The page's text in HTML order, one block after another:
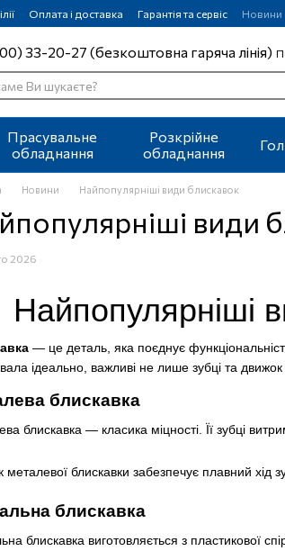
Оплата і доставка Гарантія та сервіс Новини
33-20-27 (безкоштовна гаряча лінія)
Прасувальне
обладнання
Розкрійне
обладнання
Новини Найпопулярніші види блискавок
види
2026
Найпопулярніші
— це деталь, яка поєднує
ідеально, важливі не лише зубці та
блискавка
блискавка — класика міцності. Її зубці
металевої блискавки забезпечує плавний хід
блискавка
блискавка виготовляється з пластикової